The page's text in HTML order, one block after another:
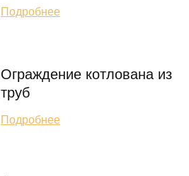
Подробнее
Ограждение котлована из
труб
Подробнее